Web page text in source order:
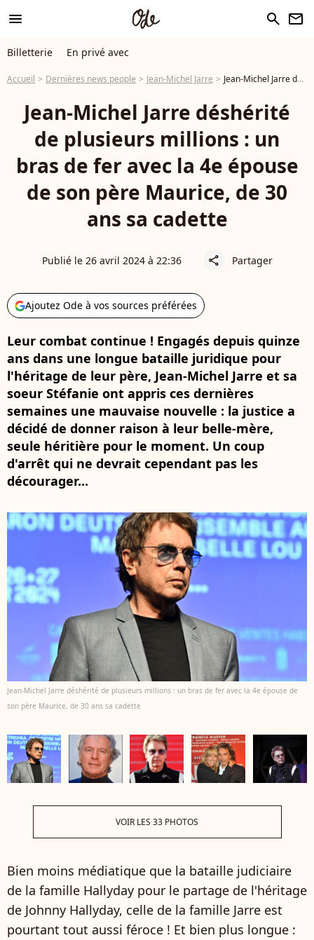
menu search newsletter
Billetterie En privé avec
Accueil Dernières news people Jean-Michel Jarre Jean-Michel Jarre déshérité de plusieurs millions : un bras de fer avec la 4e épouse de son père Maurice, de 30 ans sa cadette
Jean-Michel Jarre déshérité
de plusieurs millions : un
bras de fer avec la 4e épouse
de son père Maurice, de 30
ans sa cadette
Publié le 26 avril 2024 à 22:36 share Partager
Ajoutez Ode à vos sources préférées
Leur combat continue ! Engagés depuis quinze
ans dans une longue bataille juridique pour
l'héritage de leur père, Jean-Michel Jarre et sa
soeur Stéfanie ont appris ces dernières
semaines une mauvaise nouvelle : la justice a
décidé de donner raison à leur belle-mère,
seule héritière pour le moment. Un coup
d'arrêt qui ne devrait cependant pas les
décourager...
Jean-Michel Jarre déshérité de plusieurs millions : un bras de fer avec la 4e épouse de
son père Maurice, de 30 ans sa cadette
VOIR LES 33 PHOTOS
Bien moins médiatique que la bataille judiciaire
de la famille Hallyday pour le partage de l'héritage
de Johnny Hallyday, celle de la famille Jarre est
pourtant tout aussi féroce ! Et bien plus longue :